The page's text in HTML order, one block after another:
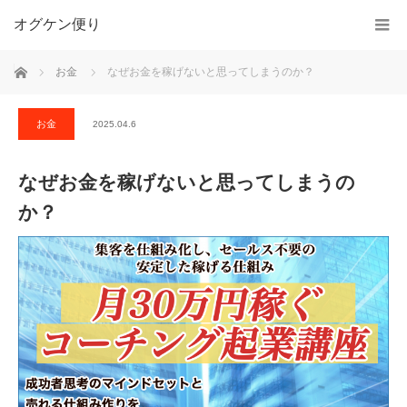
オグケン便り
ホーム お金 なぜお金を稼げないと思ってしまうのか？
お金 2025.04.6
なぜお金を稼げないと思ってしまうの
か？